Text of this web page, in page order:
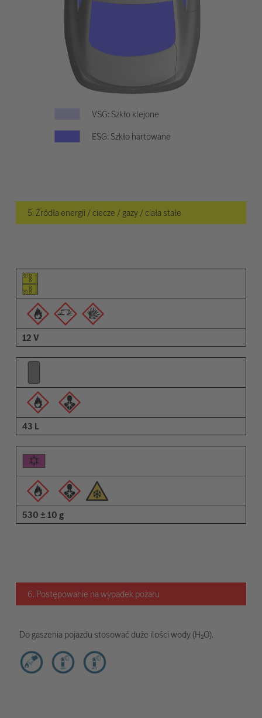
VSG: Szkło klejone
ESG: Szkło hartowane
5. Źródła energii / ciecze / gazy / ciała stałe
Piktogram elementu
Piktogramy ostrzeżeń
Opis
12 V
43 L
530 ± 10 g
6. Postępowanie na wypadek pożaru
Do gaszenia pojazdu stosować duże ilości wody (H₂O).